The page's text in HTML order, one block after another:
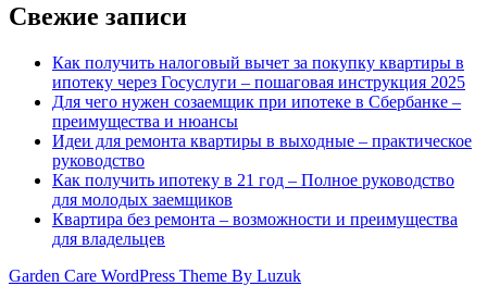
Свежие записи
Как получить налоговый вычет за покупку квартиры в
ипотеку через Госуслуги – пошаговая инструкция 2025
Для чего нужен созаемщик при ипотеке в Сбербанке –
преимущества и нюансы
Идеи для ремонта квартиры в выходные – практическое
руководство
Как получить ипотеку в 21 год – Полное руководство
для молодых заемщиков
Квартира без ремонта – возможности и преимущества
для владельцев
Garden Care WordPress Theme By Luzuk